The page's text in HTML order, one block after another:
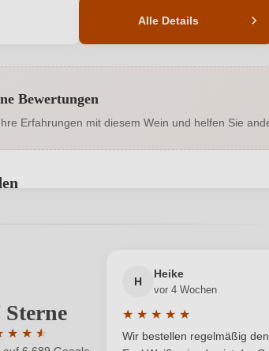
Alle Details
Bewertungen
Erfahrungen mit diesem Wein und helfen Sie
Sterne
★ ★ ★
★
H
Heike
vor 4 Wochen
★ ★ ★ ★ ★
Durchschnittliche
Wir bestellen regelmäßig